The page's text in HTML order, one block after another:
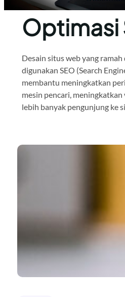
Optimasi
Desain situs web yang
digunakan SEO (Search
membantu meningkatkan
mesin pencari,
lebih banyak pengunjung ke